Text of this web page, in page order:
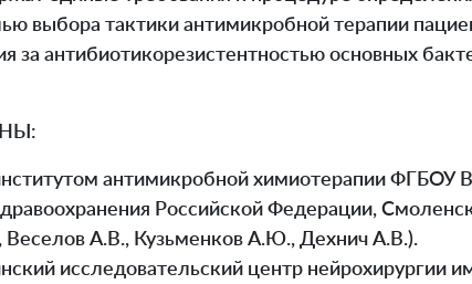
выбора тактики антимикробной терапии
за антибиотикорезистентностью основных
антимикробной химиотерапии ФГБОУ
Российской Федерации,
А.В., Кузьменков А.Ю., Дехнич А.В.).
исследовательский центр нейрохирургии